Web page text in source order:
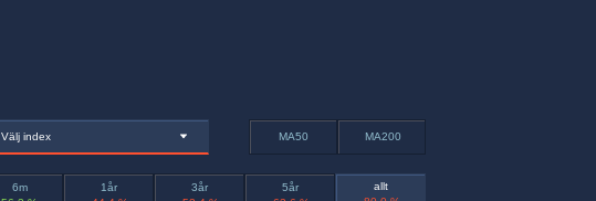
Välj index MA50 MA200
6m
1år
3år
5år
allt